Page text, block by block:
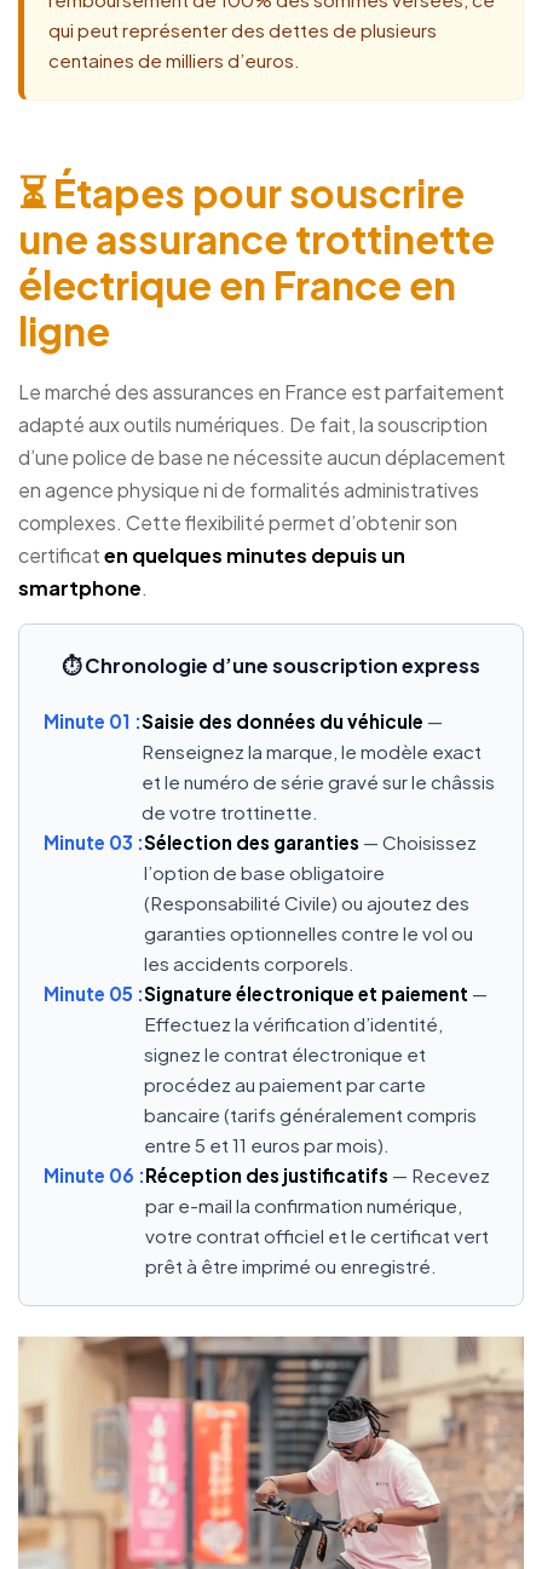
qui peut représenter des dettes de plusieurs
centaines de milliers d’euros.
⏳ Étapes pour souscrire
une assurance trottinette
électrique en France en
ligne
Le marché des assurances en France est parfaitement
adapté aux outils numériques. De fait, la souscription
d’une police de base ne nécessite aucun déplacement
en agence physique ni de formalités administratives
complexes. Cette flexibilité permet d’obtenir son
certificaten quelques minutes depuis un
smartphone.
⏱️ Chronologie d’une souscription express
Minute 01 :Saisie des données du véhicule —
Renseignez la marque, le modèle exact
et le numéro de série gravé sur le châssis
de votre trottinette.
Minute 03 :Sélection des garanties — Choisissez
l’option de base obligatoire
(Responsabilité Civile) ou ajoutez des
garanties optionnelles contre le vol ou
les accidents corporels.
Minute 05 :Signature électronique et paiement —
Effectuez la vérification d’identité,
signez le contrat électronique et
procédez au paiement par carte
bancaire (tarifs généralement compris
entre 5 et 11 euros par mois).
Minute 06 :Réception des justificatifs — Recevez
par e-mail la confirmation numérique,
votre contrat officiel et le certificat vert
prêt à être imprimé ou enregistré.